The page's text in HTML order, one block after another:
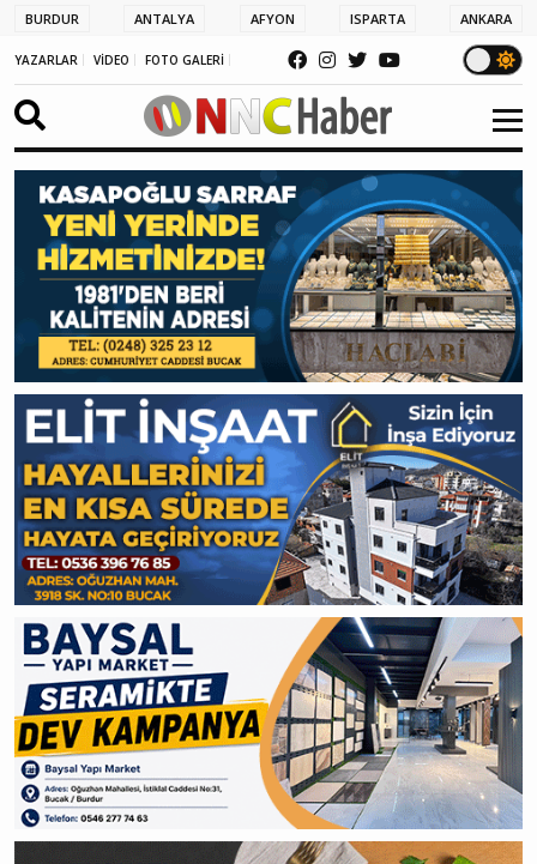
BURDUR ANTALYA AFYON ISPARTA ANKARA
YAZARLAR VİDEO FOTO GALERİ